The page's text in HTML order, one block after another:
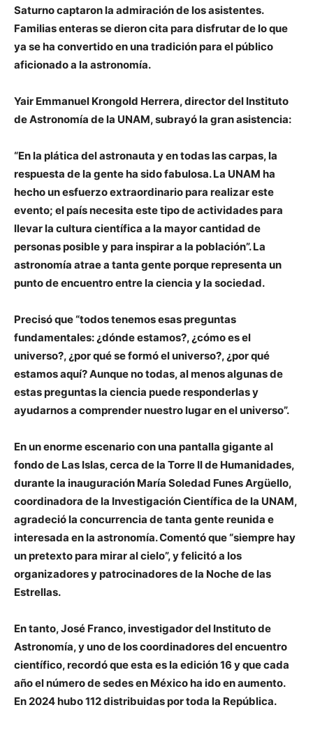
Saturno captaron la admiración de los asistentes.
Familias enteras se dieron cita para disfrutar de lo que
ya se ha convertido en una tradición para el público
aficionado a la astronomía.
Yair Emmanuel Krongold Herrera, director del Instituto
de Astronomía de la UNAM, subrayó la gran asistencia:
“En la plática del astronauta y en todas las carpas, la
respuesta de la gente ha sido fabulosa. La UNAM ha
hecho un esfuerzo extraordinario para realizar este
evento; el país necesita este tipo de actividades para
llevar la cultura científica a la mayor cantidad de
personas posible y para inspirar a la población”. La
astronomía atrae a tanta gente porque representa un
punto de encuentro entre la ciencia y la sociedad.
Precisó que “todos tenemos esas preguntas
fundamentales: ¿dónde estamos?, ¿cómo es el
universo?, ¿por qué se formó el universo?, ¿por qué
estamos aquí? Aunque no todas, al menos algunas de
estas preguntas la ciencia puede responderlas y
ayudarnos a comprender nuestro lugar en el universo”.
En un enorme escenario con una pantalla gigante al
fondo de Las Islas, cerca de la Torre II de Humanidades,
durante la inauguración María Soledad Funes Argüello,
coordinadora de la Investigación Científica de la UNAM,
agradeció la concurrencia de tanta gente reunida e
interesada en la astronomía. Comentó que “siempre hay
un pretexto para mirar al cielo”, y felicitó a los
organizadores y patrocinadores de la Noche de las
Estrellas.
En tanto, José Franco, investigador del Instituto de
Astronomía, y uno de los coordinadores del encuentro
científico, recordó que esta es la edición 16 y que cada
año el número de sedes en México ha ido en aumento.
En 2024 hubo 112 distribuidas por toda la República.